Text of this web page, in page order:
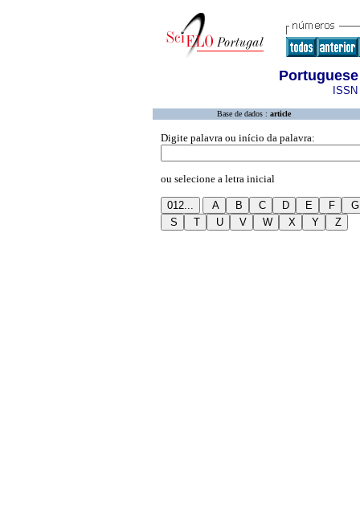
Base de dados : article
Digite palavra ou início da palavra:
ou selecione a letra inicial